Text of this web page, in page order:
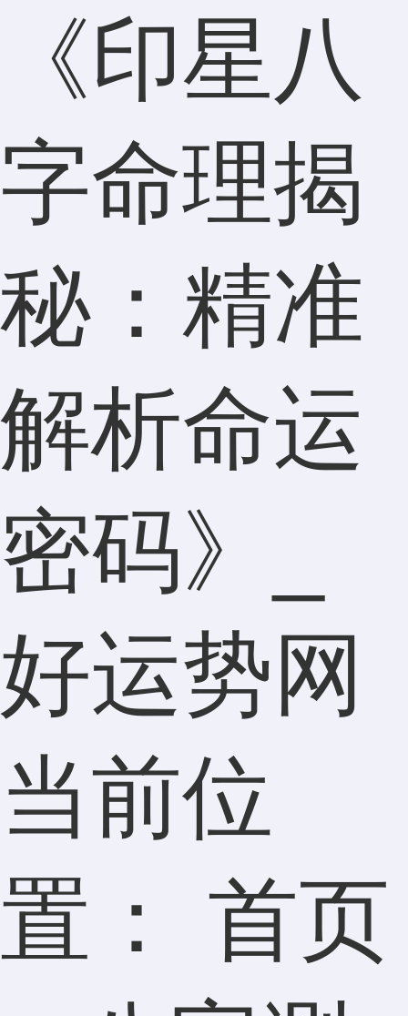
《印星八
字命理揭
秘：精准
解析命运
密码》_
好运势网
当前位
置： 首页